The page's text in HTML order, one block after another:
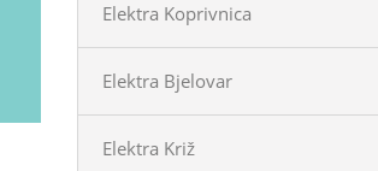
Elektra Koprivnica
Elektra Bjelovar
Elektra Križ